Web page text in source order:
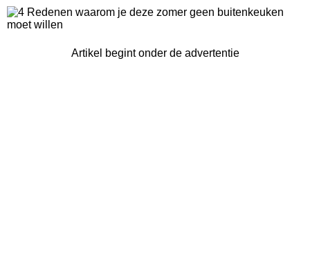
Artikel begint onder de advertentie